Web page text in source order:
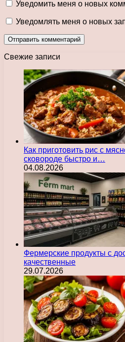
Уведомить меня о новых
Уведомлять меня о новых
Свежие записи
Как приготовить рис с
сковороде быстро и…
04.08.2026
Фермерские продукты с
качественные
29.07.2026